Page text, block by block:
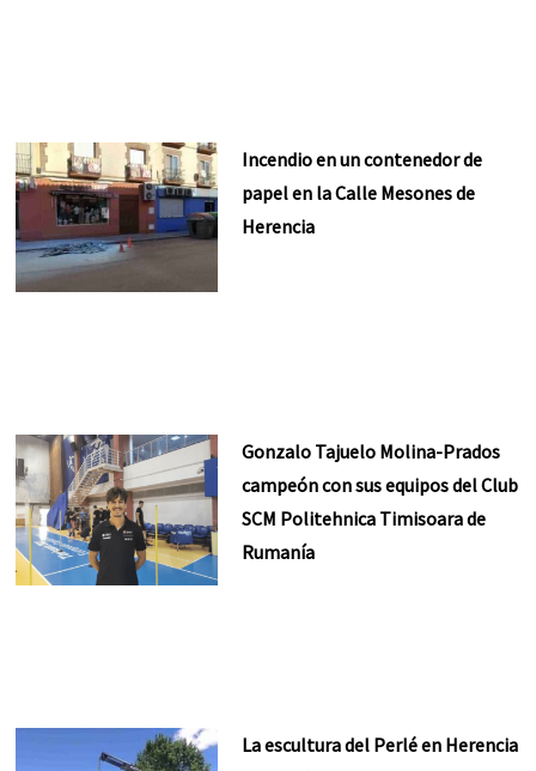
Incendio en un contenedor de
papel en la Calle Mesones de
Herencia
Gonzalo Tajuelo Molina-Prados
campeón con sus equipos del Club
SCM Politehnica Timisoara de
Rumanía
La escultura del Perlé en Herencia